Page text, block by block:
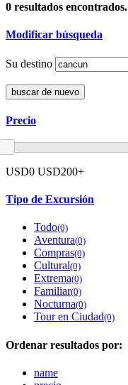
0 resultados encontrados.
Modificar búsqueda
Su destino
buscar de nuevo
Precio
USD0 USD200+
Tipo de Excursión
Todo(0)
Aventura(0)
Compras(0)
Cultural(0)
Extrema(0)
Familiar(0)
Nocturna(0)
Tour en Ciudad(0)
Ordenar resultados por:
name